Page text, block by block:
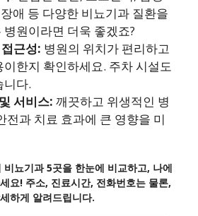
애 등 다양한 비뇨기과 질환을
원이라면 더욱 좋겠죠?
근성: 병원의 위치가 편리하고
한지 확인하세요. 주차 시설도
니다.
서비스: 깨끗하고 위생적인 병
전과 치료 효과에 큰 영향을 미
비뇨기과 5곳을 한눈에 비교하고, 나에
요! 주소, 진료시간, 전화번호는 물론,
하게 알려드립니다.